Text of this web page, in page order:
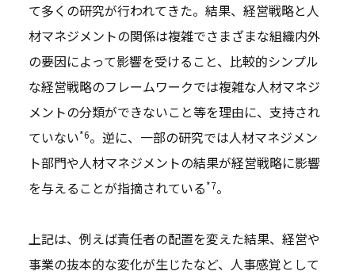
て多くの研究が行われてきた。結果、経営戦略と人
材マネジメントの関係は複雑でさまざまな組織内外
の要因によって影響を受けること、比較的シンプル
な経営戦略のフレームワークでは複雑な人材マネジ
メントの分類ができないこと等を理由に、支持され
ていない*6。逆に、一部の研究では人材マネジメン
ト部門や人材マネジメントの結果が経営戦略に影響
を与えることが指摘されている*7。
上記は、例えば責任者の配置を変えた結果、経営や
事業の抜本的な変化が生じたなど、人事感覚として